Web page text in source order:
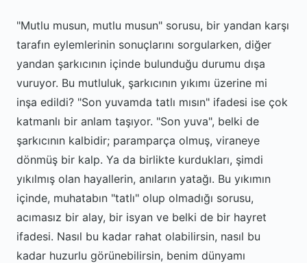
"Mutlu musun, mutlu musun" sorusu, bir yandan karşı
tarafın eylemlerinin sonuçlarını sorgularken, diğer
yandan şarkıcının içinde bulunduğu durumu dışa
vuruyor. Bu mutluluk, şarkıcının yıkımı üzerine mi
inşa edildi? "Son yuvamda tatlı mısın" ifadesi ise çok
katmanlı bir anlam taşıyor. "Son yuva", belki de
şarkıcının kalbidir; paramparça olmuş, viraneye
dönmüş bir kalp. Ya da birlikte kurdukları, şimdi
yıkılmış olan hayallerin, anıların yatağı. Bu yıkımın
içinde, muhatabın "tatlı" olup olmadığı sorusu,
acımasız bir alay, bir isyan ve belki de bir hayret
ifadesi. Nasıl bu kadar rahat olabilirsin, nasıl bu
kadar huzurlu görünebilirsin, benim dünyamı